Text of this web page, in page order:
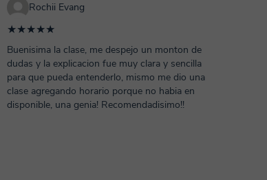
Rochii Evang
★★★★★
Buenisima la clase, me despejo un monton de
dudas y la explicacion fue muy clara y sencilla
para que pueda entenderlo, mismo me dio una
clase agregando horario porque no habia en
disponible, una genia! Recomendadisimo!!